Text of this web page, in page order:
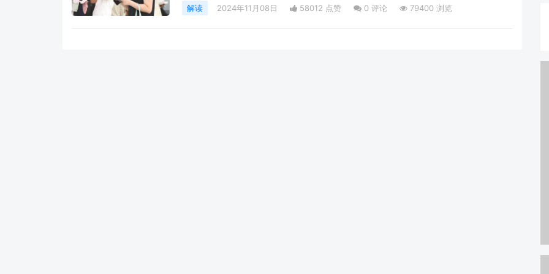
台，旨在深入贯彻落实党的二十大和二十届二中、三中全会精神，进一步吸引和支持留
学人才回国工作、创业和为国服务，为我国的高质量发展和中国式现代化建设提供有力
解读 2024年11月08日 58012 点赞 0 评论 79400 浏览